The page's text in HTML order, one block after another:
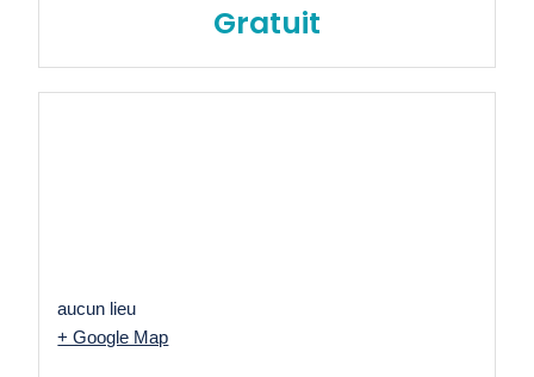
Gratuit
aucun lieu
+ Google Map